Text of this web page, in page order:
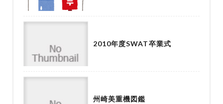
2010年度SWAT卒業式
州崎美重機図鑑